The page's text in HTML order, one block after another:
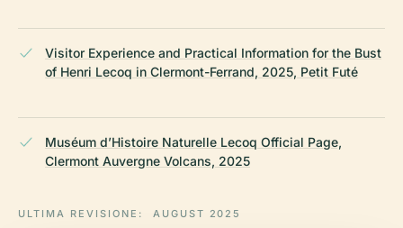
Visitor Experience and Practical Information for the Bust
of Henri Lecoq in Clermont-Ferrand, 2025, Petit Futé
Muséum d’Histoire Naturelle Lecoq Official Page,
Clermont Auvergne Volcans, 2025
ULTIMA REVISIONE: AUGUST 2025